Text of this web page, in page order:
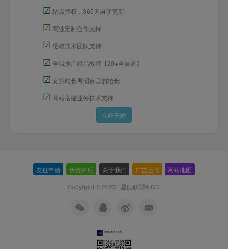
☑ 站点授权，365天自动更新
☑ 商业定制合作支持
☑ 硬核技术团队支持
☑ 全域推广精品教程【20+全渠道】
☑ 支持站长再招自己的站长
☑ 网站搭建业务技术支持
立即开通
友链申请 免责声明 关于我们 广告合作 网站地图
Copyright © 2025 · 星舰联盟AIGC